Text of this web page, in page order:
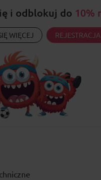
i odblokuj do 10%
WIĘCEJ REJESTRACJA